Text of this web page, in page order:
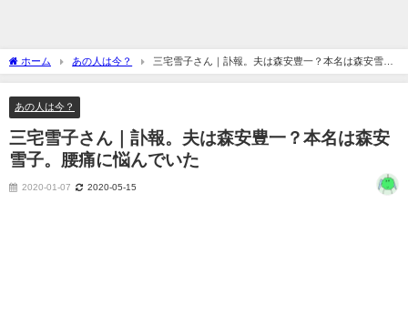
ホーム あの人は今？
三宅雪子さん｜訃報。夫は森安豊一？本名は森安雪
子。腰痛に悩んでいた
あの人は今？
三宅雪子さん｜訃報。夫は森安豊一？本名は森安
雪子。腰痛に悩んでいた
2020-01-07 2020-05-15